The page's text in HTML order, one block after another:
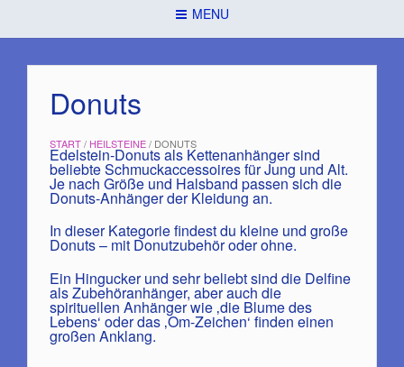
MENU
START/ HEILSTEINE/ DONUTS
Donuts
Edelstein-Donuts als Kettenanhänger sind
beliebte Schmuckaccessoires für Jung und Alt.
Je nach Größe und Halsband passen sich die
Donuts-Anhänger der Kleidung an.
In dieser Kategorie findest du kleine und große
Donuts – mit Donutzubehör oder ohne.
Ein Hingucker und sehr beliebt sind die Delfine
als Zubehöranhänger, aber auch die
spirituellen Anhänger wie ‚die Blume des
Lebens‘ oder das ‚Om-Zeichen‘ finden einen
großen Anklang.